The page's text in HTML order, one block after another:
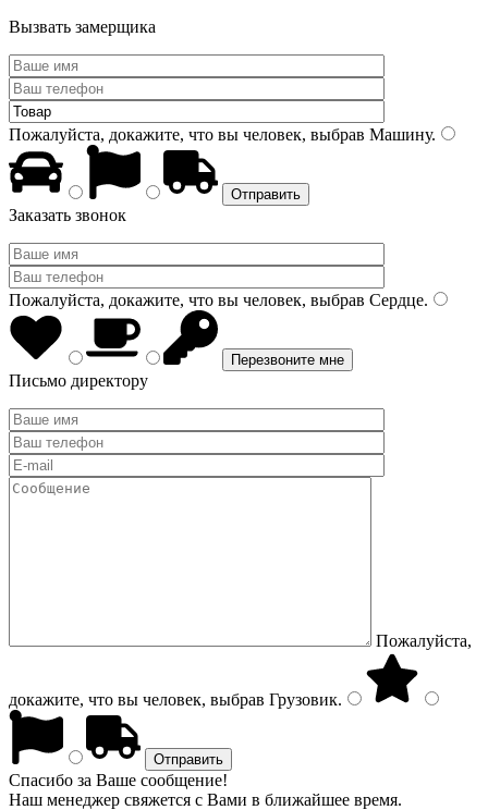
Вызвать замерщика
Пожалуйста, докажите, что вы человек, выбрав Машину.
Заказать звонок
Пожалуйста, докажите, что вы человек, выбрав Сердце.
Письмо директору
Пожалуйста,
докажите, что вы человек, выбрав Грузовик.
Спасибо за Ваше сообщение!
Наш менеджер свяжется с Вами в ближайшее время.